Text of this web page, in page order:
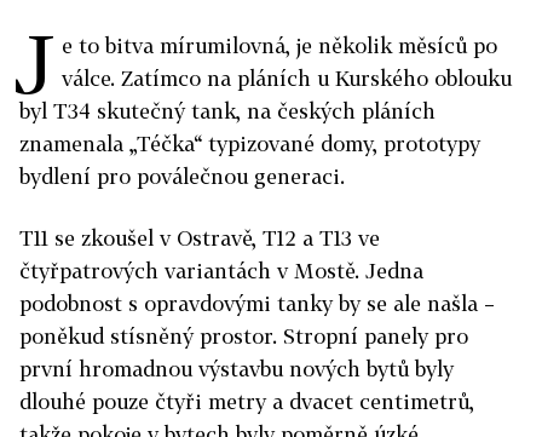
J e to bitva mírumilovná, je několik měsíců po
válce. Zatímco na pláních u Kurského oblouku
byl T34 skutečný tank, na českých pláních
znamenala „Téčka“ typizované domy, prototypy
bydlení pro poválečnou generaci.
T11 se zkoušel v Ostravě, T12 a T13 ve
čtyřpatrových variantách v Mostě. Jedna
podobnost s opravdovými tanky by se ale našla –
poněkud stísněný prostor. Stropní panely pro
první hromadnou výstavbu nových bytů byly
dlouhé pouze čtyři metry a dvacet centimetrů,